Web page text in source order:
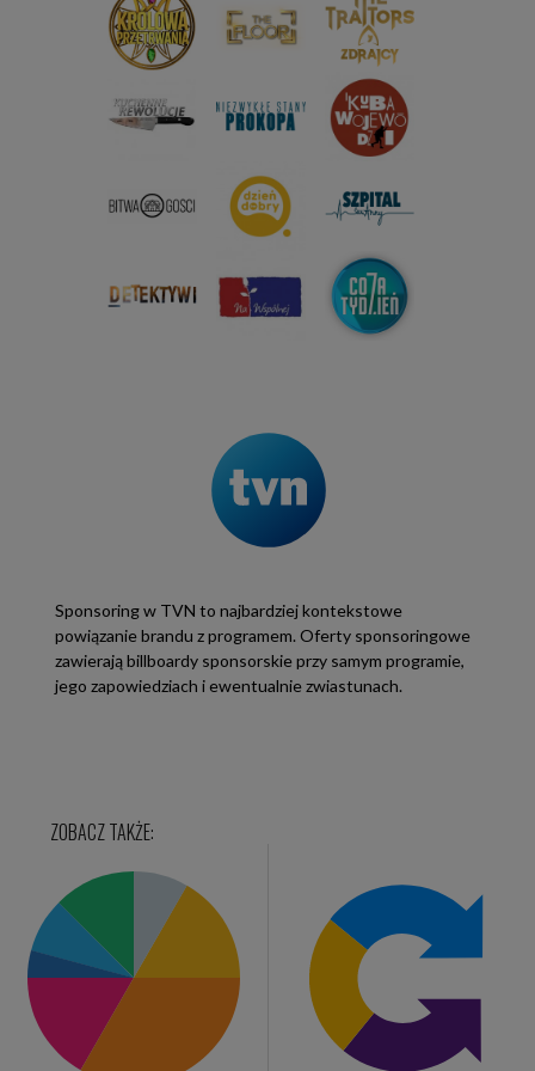
Sponsoring w TVN to najbardziej kontekstowe
powiązanie brandu z programem. Oferty sponsoringowe
zawierają billboardy sponsorskie przy samym programie,
jego zapowiedziach i ewentualnie zwiastunach.